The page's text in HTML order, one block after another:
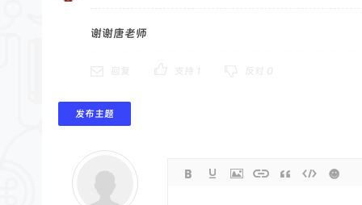
谢谢唐老师
发布主题